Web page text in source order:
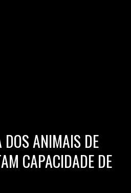
ANIMAIS DE
CAPACIDADE DE